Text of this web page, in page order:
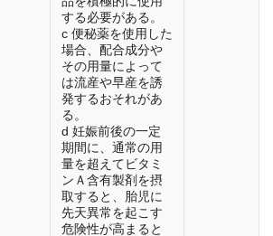
する必要がある。
c 便秘薬を使用した
場合、配合成分や
その用量によって
は流産や早産を誘
発するおそれがあ
る。
d 妊娠前後の一定
期間に、通常の用
量を超えてビタミ
ンＡ含有製剤を摂
取すると、胎児に
先天異常を起こす
危険性が高まると